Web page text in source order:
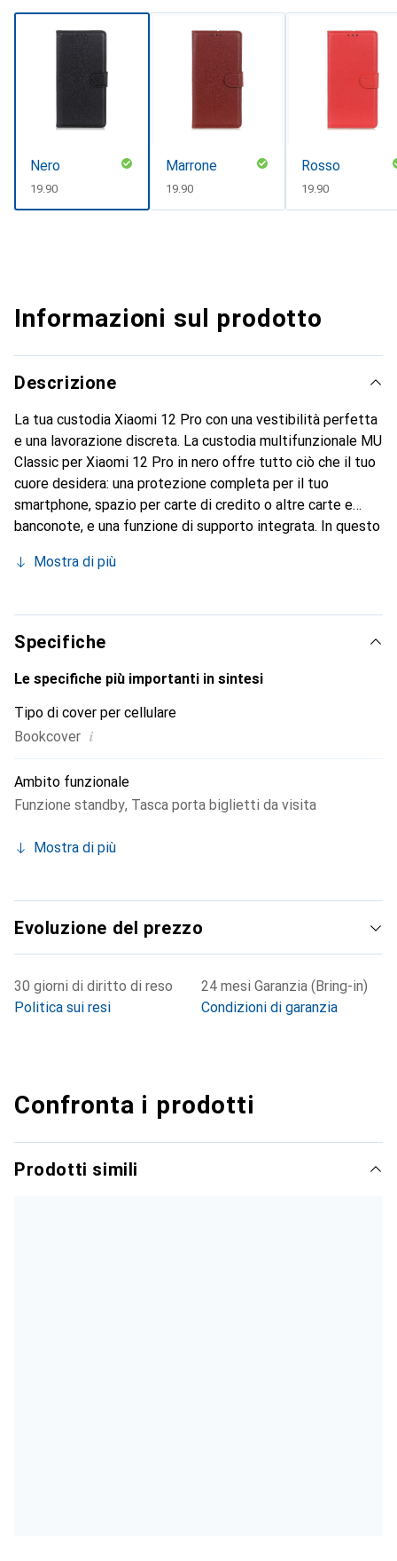
Nero
CHF
19.90
Marrone
CHF
19.90
Rosso
CHF
19.90
Informazioni sul prodotto
Descrizione
La tua custodia Xiaomi 12 Pro con una vestibilità perfetta
e una lavorazione discreta. La custodia multifunzionale MU
Classic per Xiaomi 12 Pro in nero offre tutto ciò che il tuo
cuore desidera: una protezione completa per il tuo
smartphone, spazio per carte di credito o altre carte e
banconote, e una funzione di supporto integrata. In questo
guardare comodamente video, ad esempio. Oltre a queste
smartphone un classico aspetto in pelle. Grazie alla
chiusura magnetica, questa custodia Xiaomi 12 Pro offre
protezione in ogni situazione. Tuttavia, tutte le funzioni
del tuo smartphone rimangono intatte e puoi anche
Mostra di più
Specifiche
Le specifiche più importanti in sintesi
Tipo di cover per cellulare
Bookcover i
Ambito funzionale
Funzione standby, Tasca porta biglietti da visita
Mostra di più
Evoluzione del prezzo
30 giorni di diritto di reso
Politica sui resi
24 mesi Garanzia (Bring-in)
Condizioni di garanzia
Confronta i prodotti
Prodotti simili